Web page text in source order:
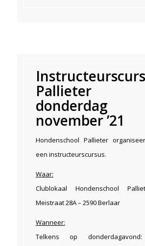
Pallieter
november ’21
Hondenschool Pallieter
een instructeurscursus.
Waar:
Clublokaal Hondenschool
Meistraat 28A – 2590 Berlaar
Wanneer:
Telkens op